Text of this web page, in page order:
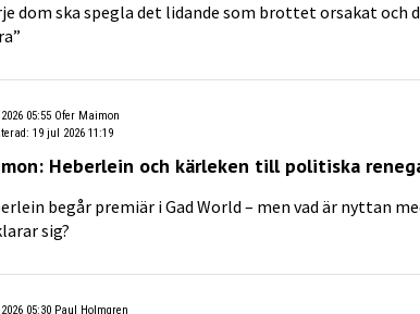
dom ska spegla det lidande som brottet orsakat
05:55 Ofer Maimon
:19 jul 2026 11:19
Heberlein och kärleken till politiska
begår premiär i Gad World – men vad är nyttan
sig?
05:30 Paul Holmgren